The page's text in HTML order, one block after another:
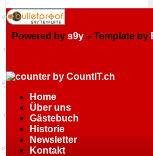
Powered by s9y – Template by
Home
Über uns
Gästebuch
Historie
Newsletter
Kontakt